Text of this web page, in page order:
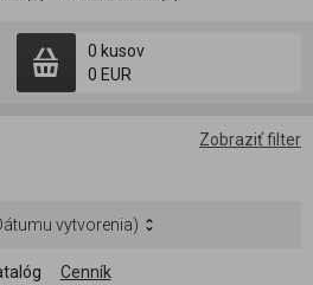
0 kusov
0 EUR
Zobraziť filter
vytvorenia)
Cenník